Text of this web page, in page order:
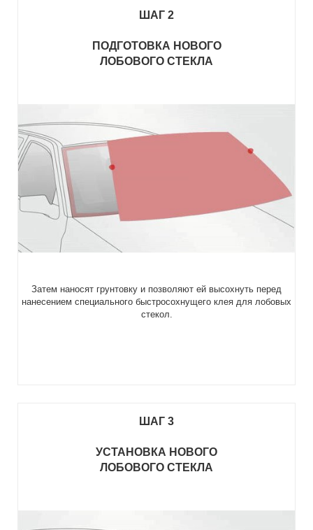
ШАГ 2
ПОДГОТОВКА НОВОГО
ЛОБОВОГО СТЕКЛА
Затем наносят грунтовку и позволяют ей высохнуть перед
нанесением специального быстросохнущего клея для лобовых
стекол.
ШАГ 3
УСТАНОВКА НОВОГО
ЛОБОВОГО СТЕКЛА